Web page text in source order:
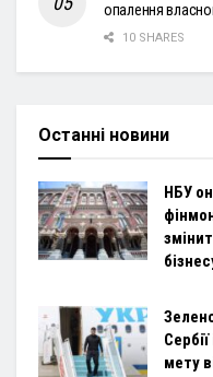
опалення
10 SHARES
Останні новини
НБУ
мету